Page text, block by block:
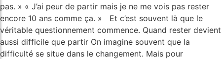
pas. » « J’ai peur de partir mais je ne me vois pas rester
encore 10 ans comme ça. » Et c’est souvent là que le
véritable questionnement commence. Quand rester devient
aussi difficile que partir On imagine souvent que la
difficulté se situe dans le changement. Mais pour